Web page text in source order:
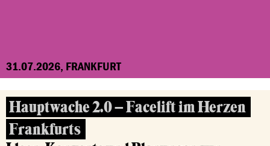
31.07.2026, FRANKFURT
Hauptwache 2.0 – Facelift im Herzen
Frankfurts